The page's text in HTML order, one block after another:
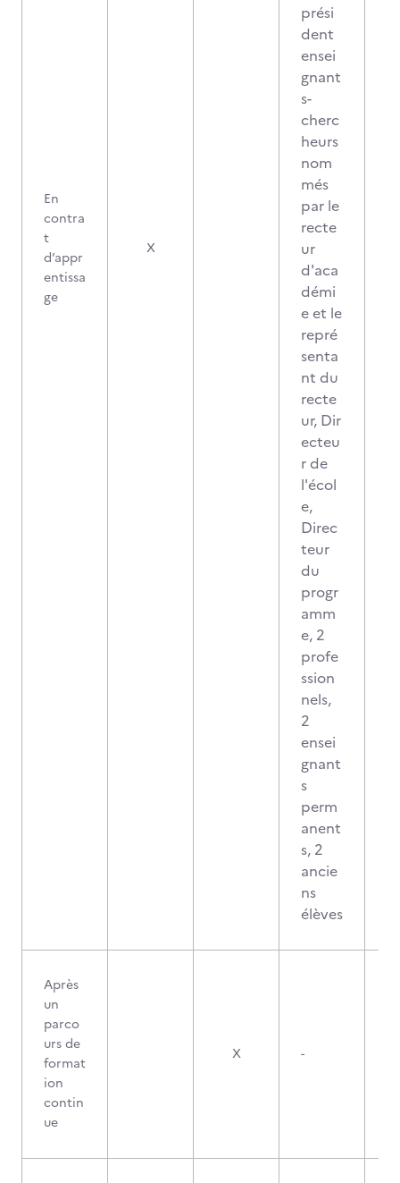
En
contra
t
d’appr
entissa
ge
X
prési
dent
ensei
gnant
s-
cherc
heurs
nom
més
par le
recte
ur
d'aca
démi
e et le
repré
senta
nt du
recte
ur, Dir
ecteu
r de
l'écol
e,
Direc
teur
du
progr
amm
e, 2
profe
ssion
nels,
2
ensei
gnant
s
perm
anent
s, 2
ancie
ns
élèves
Après
un
parco
urs de
format
ion
contin
ue
X -